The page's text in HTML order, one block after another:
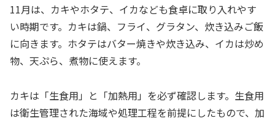
11月は、カキやホタテ、イカなども食卓に取り入れやす
い時期です。カキは鍋、フライ、グラタン、炊き込みご飯
に向きます。ホタテはバター焼きや炊き込み、イカは炒め
物、天ぷら、煮物に使えます。
カキは「生食用」と「加熱用」を必ず確認します。生食用
は衛生管理された海域や処理工程を前提にしたもので、加